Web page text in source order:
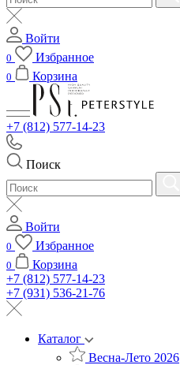
Войти
0 Избранное
0 Корзина
+7 (812) 577-14-23
Поиск
Войти
0 Избранное
0
Корзина
+7 (812) 577-14-23
+7 (931) 536-21-76
Каталог
Весна-Лето 2026